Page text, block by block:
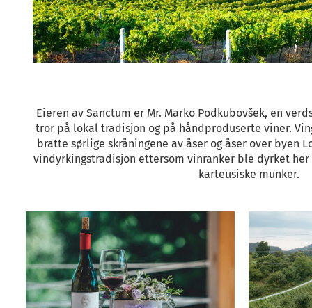
Eieren av Sanctum er Mr. Marko Podkubovšek, en
tror på lokal tradisjon og på håndproduserte viner.
bratte sørlige skråningene av åser og åser over byen
vindyrkingstradisjon ettersom vinranker ble dyrket
karteusiske munker.